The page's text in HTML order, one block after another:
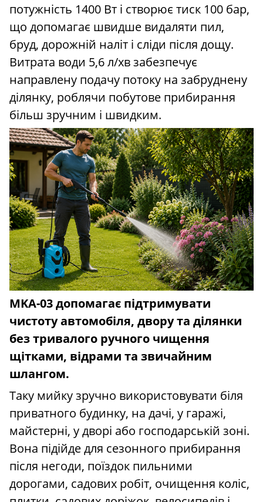
потужність 1400 Вт і створює тиск 100 бар,
що допомагає швидше видаляти пил,
бруд, дорожній наліт і сліди після дощу.
Витрата води 5,6 л/хв забезпечує
направлену подачу потоку на забруднену
ділянку, роблячи побутове прибирання
більш зручним і швидким.
MKA-03 допомагає підтримувати
чистоту автомобіля, двору та ділянки
без тривалого ручного чищення
щітками, відрами та звичайним
шлангом.
Таку мийку зручно використовувати біля
приватного будинку, на дачі, у гаражі,
майстерні, у дворі або господарській зоні.
Вона підійде для сезонного прибирання
після негоди, поїздок пильними
дорогами, садових робіт, очищення коліс,